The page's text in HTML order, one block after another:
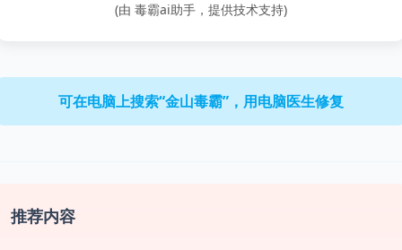
(由 毒霸ai助手，提供技术支持)
可在电脑上搜索“金山毒霸”，用电脑医生修复
推荐内容